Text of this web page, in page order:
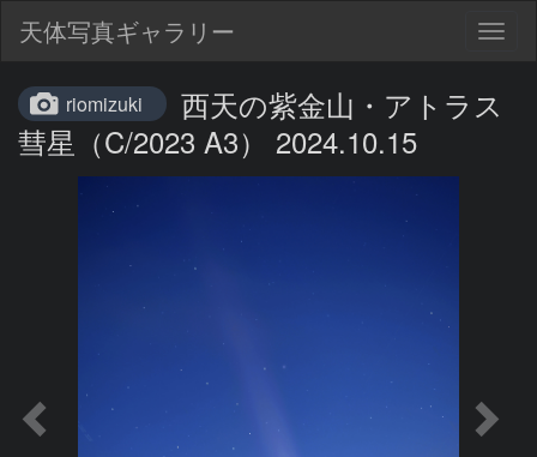
天体写真ギャラリー
riomizuki
西天の紫金山・アトラス
彗星（C/2023 A3） 2024.10.15